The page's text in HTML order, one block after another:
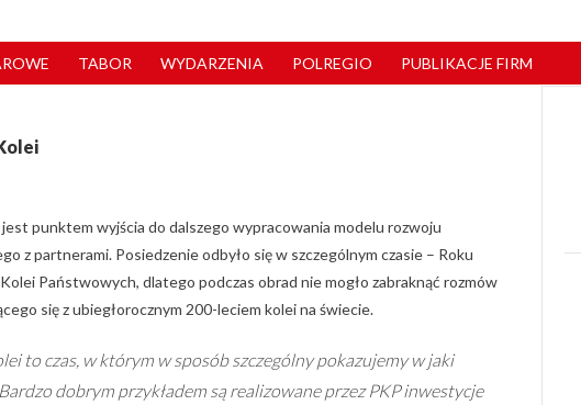
TABOR WYDARZENIA POLREGIO PUBLIKACJE FIRM
punktem wyjścia do dalszego wypracowania modelu rozwoju
z partnerami. Posiedzenie odbyło się w szczególnym czasie – Roku
Państwowych, dlatego podczas obrad nie mogło zabraknąć rozmów
się z ubiegłorocznym 200-leciem kolei na świecie.
to czas, w którym w sposób szczególny pokazujemy w jaki
dobrym przykładem są realizowane przez PKP inwestycje